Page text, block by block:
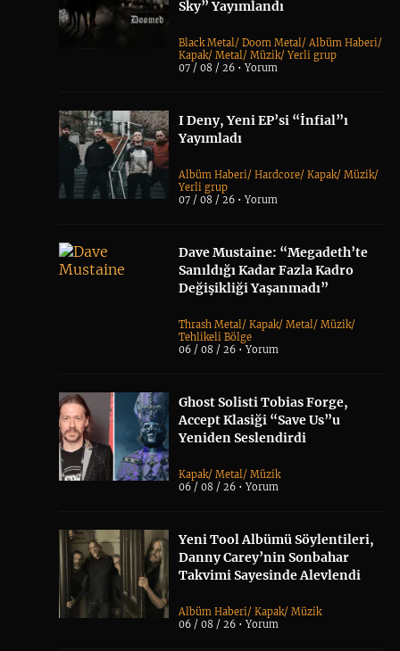
Sky” Yayımlandı
Black Metal/Doom Metal/Albüm Haberi/
Kapak/Metal/Müzik/Yerli grup
07 / 08 / 26 •Yorum
I Deny, Yeni EP’si “İnfial”ı
Yayımladı
Albüm Haberi/Hardcore/Kapak/Müzik/
Yerli grup
07 / 08 / 26 •Yorum
Dave Mustaine: “Megadeth’te
Sanıldığı Kadar Fazla Kadro
Değişikliği Yaşanmadı”
Thrash Metal/Kapak/Metal/Müzik/
Tehlikeli Bölge
06 / 08 / 26 •Yorum
Ghost Solisti Tobias Forge,
Accept Klasiği “Save Us”u
Yeniden Seslendirdi
Kapak/Metal/Müzik
06 / 08 / 26 •Yorum
Yeni Tool Albümü Söylentileri,
Danny Carey’nin Sonbahar
Takvimi Sayesinde Alevlendi
Albüm Haberi/Kapak/Müzik
06 / 08 / 26 •Yorum